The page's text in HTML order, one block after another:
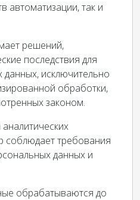
автоматизации, так и
решений,
последствия для
данных, исключительно
обработки,
законом.
соблюдает требования
данных и
обрабатываются до